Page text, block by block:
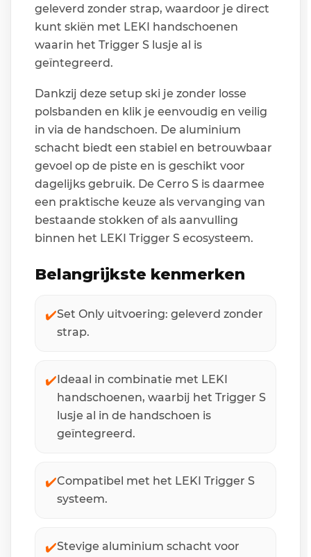
geleverd zonder strap, waardoor je direct
kunt skiën met LEKI handschoenen
waarin het Trigger S lusje al is
geïntegreerd.
Dankzij deze setup ski je zonder losse
polsbanden en klik je eenvoudig en veilig
in via de handschoen. De aluminium
schacht biedt een stabiel en betrouwbaar
gevoel op de piste en is geschikt voor
dagelijks gebruik. De Cerro S is daarmee
een praktische keuze als vervanging van
bestaande stokken of als aanvulling
binnen het LEKI Trigger S ecosysteem.
Belangrijkste kenmerken
✔️Set Only uitvoering: geleverd zonder
strap.
✔️ Ideaal in combinatie met LEKI
handschoenen, waarbij het Trigger S
lusje al in de handschoen is
geïntegreerd.
✔️Compatibel met het LEKI Trigger S
systeem.
✔️Stevige aluminium schacht voor